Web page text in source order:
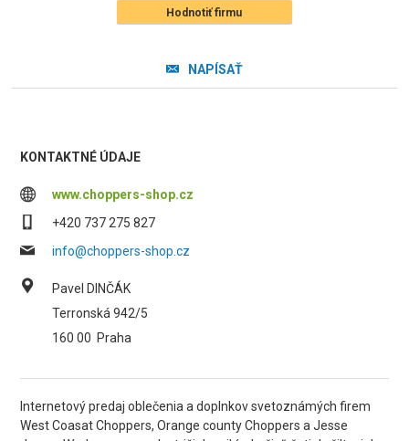
Hodnotiť firmu
NAPÍSAŤ
KONTAKTNÉ ÚDAJE
www.choppers-shop.cz
+420 737 275 827
info@choppers-shop.cz
Pavel DINČÁK
Terronská 942/5
160 00 Praha
Internetový predaj oblečenia a doplnkov svetoznámých firem
West Coasat Choppers, Orange county Choppers a Jesse